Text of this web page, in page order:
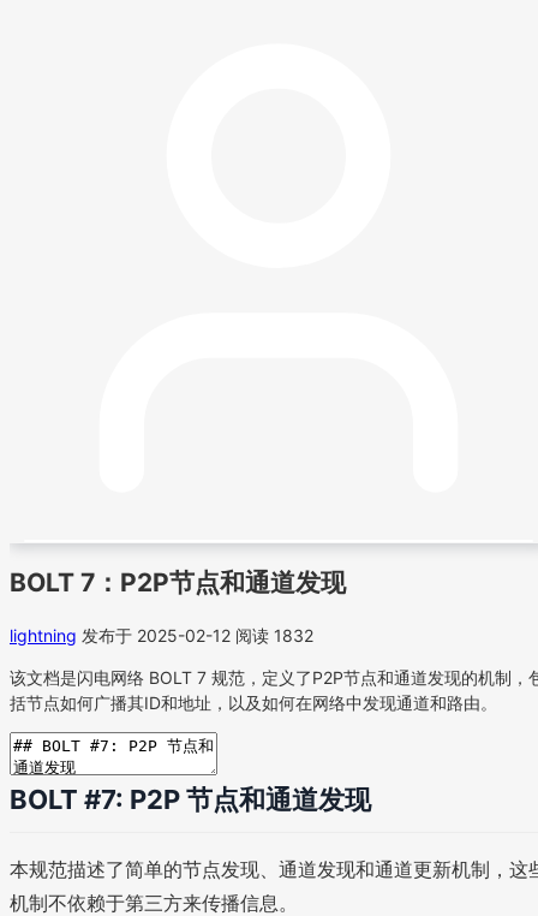
BOLT 7：P2P节点和通道发现
lightning 发布于 2025-02-12 阅读 1832
该文档是闪电网络 BOLT 7 规范，定义了P2P节点和通道发现的机制，
括节点如何广播其ID和地址，以及如何在网络中发现通道和路由。
BOLT #7: P2P 节点和通道发现
本规范描述了简单的节点发现、通道发现和通道更新机制，这
机制不依赖于第三方来传播信息。